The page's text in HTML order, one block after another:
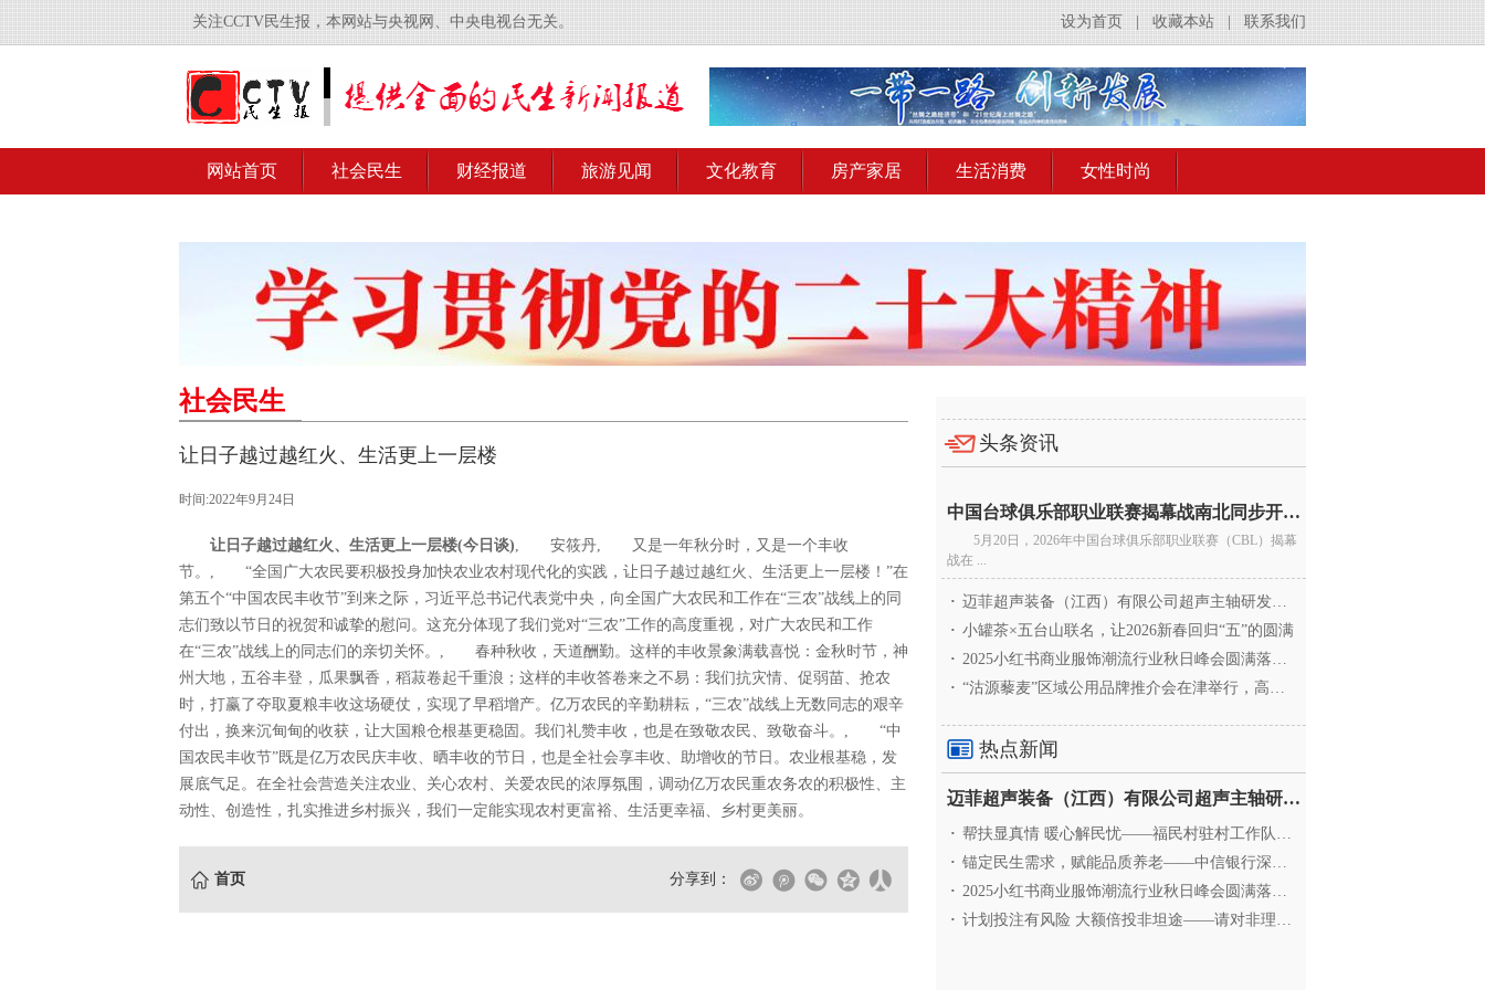
关注CCTV民生报，本网站与央视网、中央电视台无关。 联系我们
收藏本站
设为首页
网站首页 社会民生 财经报道 旅游见闻 文化教育 房产家居 生活消费 女性时尚
社会民生
让日子越过越红火、生活更上一层楼
时间:2022年9月24日
让日子越过越红火、生活更上一层楼(今日谈), 安筱丹, 又是一年秋分时，又是一个丰收
节。, “全国广大农民要积极投身加快农业农村现代化的实践，让日子越过越红火、生活更上一层楼！”在
第五个“中国农民丰收节”到来之际，习近平总书记代表党中央，向全国广大农民和工作在“三农”战线上的同
志们致以节日的祝贺和诚挚的慰问。这充分体现了我们党对“三农”工作的高度重视，对广大农民和工作
在“三农”战线上的同志们的亲切关怀。, 春种秋收，天道酬勤。这样的丰收景象满载喜悦：金秋时节，神
州大地，五谷丰登，瓜果飘香，稻菽卷起千重浪；这样的丰收答卷来之不易：我们抗灾情、促弱苗、抢农
时，打赢了夺取夏粮丰收这场硬仗，实现了早稻增产。亿万农民的辛勤耕耘，“三农”战线上无数同志的艰辛
付出，换来沉甸甸的收获，让大国粮仓根基更稳固。我们礼赞丰收，也是在致敬农民、致敬奋斗。, “中
国农民丰收节”既是亿万农民庆丰收、晒丰收的节日，也是全社会享丰收、助增收的节日。农业根基稳，发
展底气足。在全社会营造关注农业、关心农村、关爱农民的浓厚氛围，调动亿万农民重农务农的积极性、主
动性、创造性，扎实推进乡村振兴，我们一定能实现农村更富裕、生活更幸福、乡村更美丽。
首页 分享到：
头条资讯
中国台球俱乐部职业联赛揭幕战南北同步开杆 首届CBL
5月20日，2026年中国台球俱乐部职业联赛（CBL）揭幕
战在 ...
· 迈菲超声装备（江西）有限公司超声主轴研发和生产项
· 小罐茶×五台山联名，让2026新春回归“五”的圆满
· 2025小红书商业服饰潮流行业秋日峰会圆满落幕，携手
· “沽源藜麦”区域公用品牌推介会在津举行，高蛋白产业
热点新闻
迈菲超声装备（江西）有限公司超声主轴研发和生产项
· 帮扶显真情 暖心解民忧——福民村驻村工作队与村委心系
· 锚定民生需求，赋能品质养老——中信银行深圳分行养老
· 2025小红书商业服饰潮流行业秋日峰会圆满落幕，携手
· 计划投注有风险 大额倍投非坦途——请对非理性购彩说“